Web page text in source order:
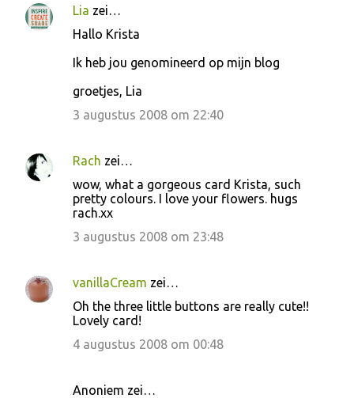
Lia zei…
Hallo Krista
Ik heb jou genomineerd op mijn blog
groetjes, Lia
3 augustus 2008 om 22:40
Rach zei…
wow, what a gorgeous card Krista, such
pretty colours. I love your flowers. hugs
rach.xx
3 augustus 2008 om 23:48
vanillaCream zei…
Oh the three little buttons are really cute!!
Lovely card!
4 augustus 2008 om 00:48
Anoniem zei…